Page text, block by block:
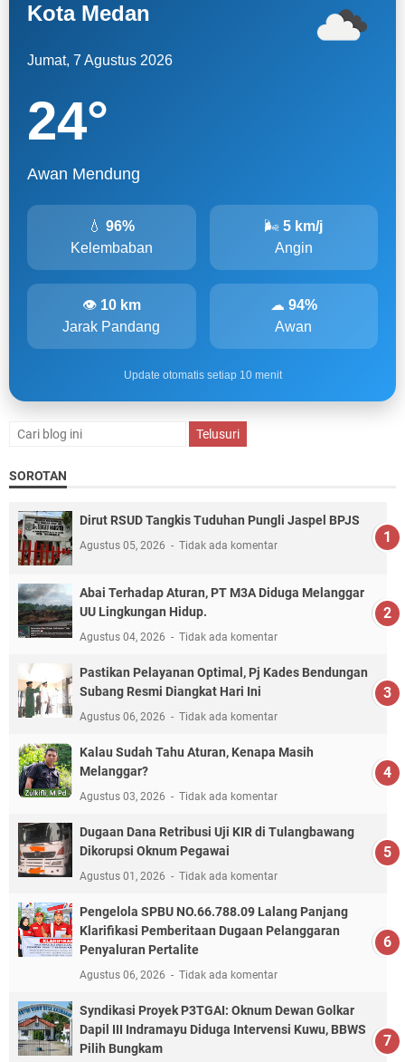
Kota Medan
Jumat, 7 Agustus 2026
24°
Awan Mendung
💧96%
Kelembaban
🌬5 km/j
Angin
👁 10 km
Jarak Pandang
☁ 94%
Awan
Update otomatis setiap 10 menit
SOROTAN
Dirut RSUD Tangkis Tuduhan Pungli Jaspel BPJS
Agustus 05, 2026 Tidak ada komentar
Abai Terhadap Aturan, PT M3A Diduga Melanggar
UU Lingkungan Hidup.
Agustus 04, 2026 Tidak ada komentar
Pastikan Pelayanan Optimal, Pj Kades Bendungan
Subang Resmi Diangkat Hari Ini
Agustus 06, 2026 Tidak ada komentar
Kalau Sudah Tahu Aturan, Kenapa Masih
Melanggar?
Agustus 03, 2026 Tidak ada komentar
Dugaan Dana Retribusi Uji KIR di Tulangbawang
Dikorupsi Oknum Pegawai
Agustus 01, 2026 Tidak ada komentar
Pengelola SPBU NO.66.788.09 Lalang Panjang
Klarifikasi Pemberitaan Dugaan Pelanggaran
Penyaluran Pertalite
Agustus 06, 2026 Tidak ada komentar
Syndikasi Proyek P3TGAI: Oknum Dewan Golkar
Dapil III Indramayu Diduga Intervensi Kuwu, BBWS
Pilih Bungkam